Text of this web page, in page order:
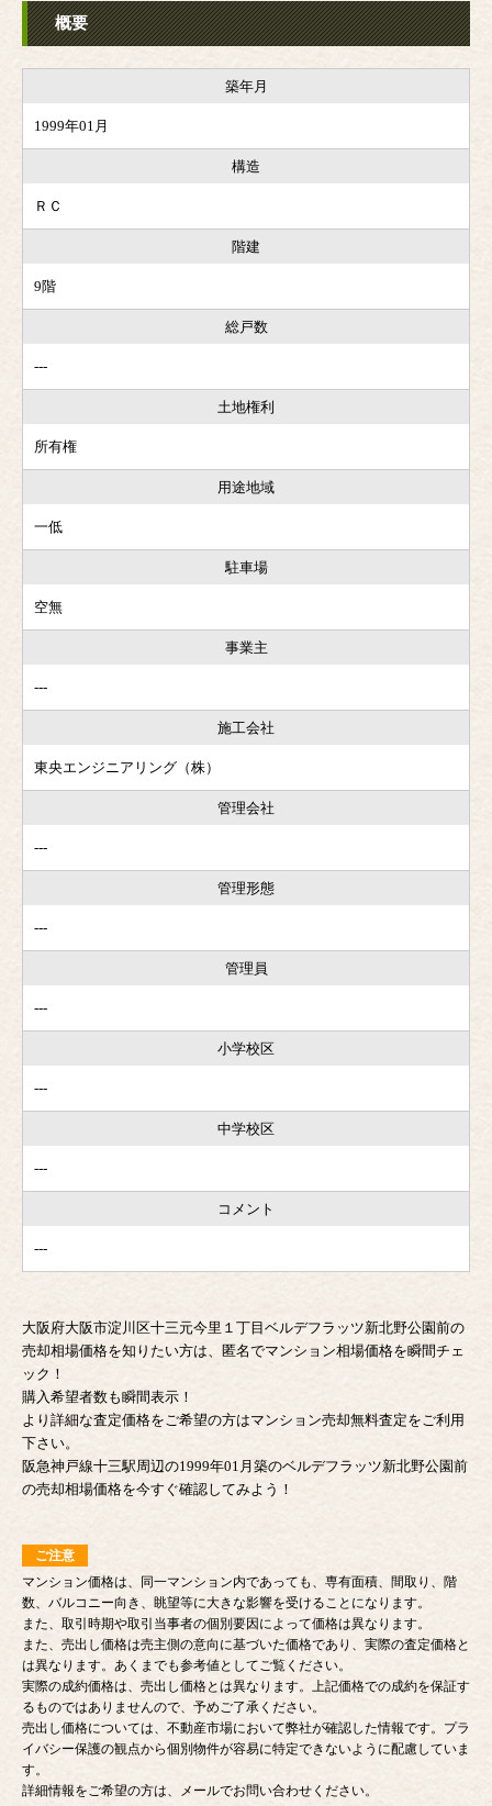
概要
築年月
1999年01月
構造
ＲＣ
階建
9階
総戸数
---
土地権利
所有権
用途地域
一低
駐車場
空無
事業主
---
施工会社
東央エンジニアリング（株）
管理会社
---
管理形態
---
管理員
---
小学校区
---
中学校区
---
コメント
---
大阪府大阪市淀川区十三元今里１丁目ベルデフラッツ新北野公園前の
売却相場価格を知りたい方は、匿名でマンション相場価格を瞬間チェ
ック！
購入希望者数も瞬間表示！
より詳細な査定価格をご希望の方はマンション売却無料査定をご利用
下さい。
阪急神戸線十三駅周辺の1999年01月築のベルデフラッツ新北野公園前
の売却相場価格を今すぐ確認してみよう！
ご注意
マンション価格は、同一マンション内であっても、専有面積、間取り、階
数、バルコニー向き、眺望等に大きな影響を受けることになります。
また、取引時期や取引当事者の個別要因によって価格は異なります。
また、売出し価格は売主側の意向に基づいた価格であり、実際の査定価格と
は異なります。あくまでも参考値としてご覧ください。
実際の成約価格は、売出し価格とは異なります。上記価格での成約を保証す
るものではありませんので、予めご了承ください。
売出し価格については、不動産市場において弊社が確認した情報です。プラ
イバシー保護の観点から個別物件が容易に特定できないように配慮していま
す。
詳細情報をご希望の方は、メールでお問い合わせください。